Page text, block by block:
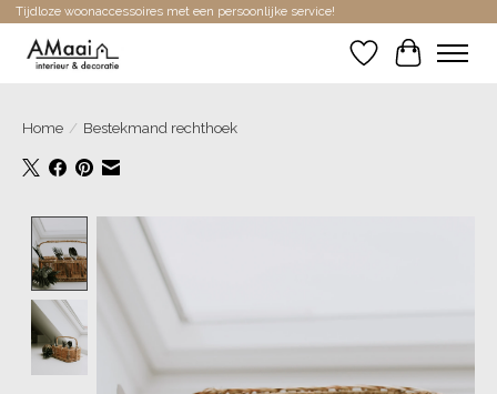
Tijdloze woonaccessoires met een persoonlijke service!
Verlanglijst
Home / Bestekmand rechthoek
Product image slideshow Items